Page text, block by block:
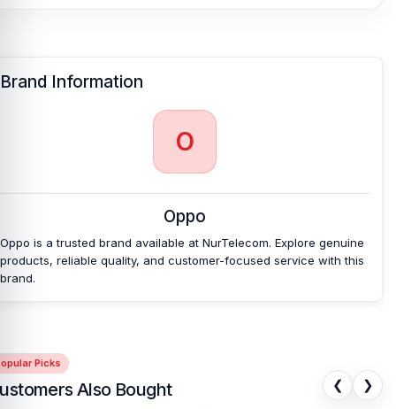
Brand Information
O
Oppo
Oppo is a trusted brand available at NurTelecom. Explore genuine
products, reliable quality, and customer-focused service with this
brand.
Picks
Also Bought ❮ ❯